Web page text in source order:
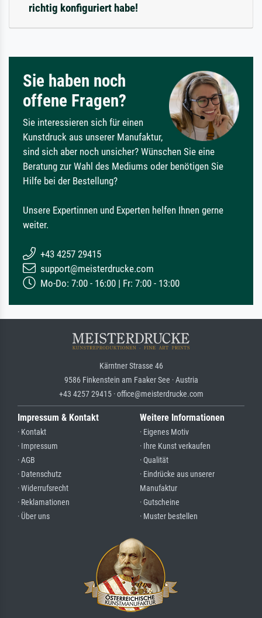
richtig konfiguriert habe!
Sie haben noch
offene Fragen?
Sie interessieren sich für einen
Kunstdruck aus unserer Manufaktur,
sind sich aber noch unsicher? Wünschen Sie eine
Beratung zur Wahl des Mediums oder benötigen Sie
Hilfe bei der Bestellung?
Unsere Expertinnen und Experten helfen Ihnen gerne
weiter.
+43 4257 29415
support@meisterdrucke.com
Mo-Do: 7:00 - 16:00 | Fr: 7:00 - 13:00
Kärntner Strasse 46
9586 Finkenstein am Faaker See · Austria
+43 4257 29415 · office@meisterdrucke.com
Impressum & Kontakt
· Kontakt
· Impressum
· AGB
· Datenschutz
· Widerrufsrecht
· Reklamationen
· Über uns
Weitere Informationen
· Eigenes Motiv
· Ihre Kunst verkaufen
· Qualität
· Eindrücke aus unserer
Manufaktur
· Gutscheine
· Muster bestellen